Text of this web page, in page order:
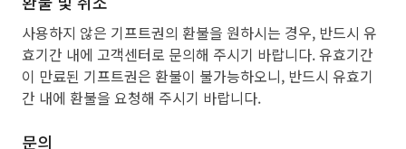
사용하지 않은 기프트권의 환불을 원하시는 경우, 반드시 유
효기간 내에 고객센터로 문의해 주시기 바랍니다. 유효기간
이 만료된 기프트권은 환불이 불가능하오니, 반드시 유효기
간 내에 환불을 요청해 주시기 바랍니다.
문의